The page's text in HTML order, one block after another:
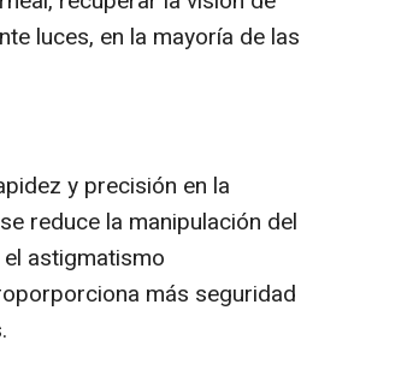
luces, en la mayoría de las
y precisión en la
reduce la manipulación del
astigmatismo
más seguridad